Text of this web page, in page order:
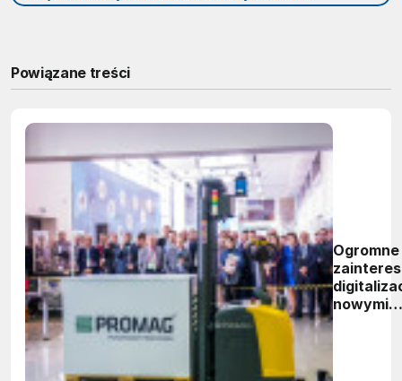
Powiązane treści
Ogromne
nowymi